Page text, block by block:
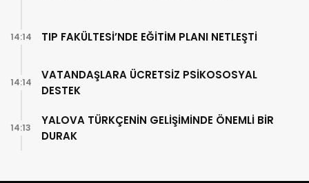
TIP FAKÜLTESİ’NDE EĞİTİM PLANI NETLEŞTİ
14:14
VATANDAŞLARA ÜCRETSİZ PSİKOSOSYAL
DESTEK
14:14
YALOVA TÜRKÇENİN GELİŞİMİNDE ÖNEMLİ BİR
DURAK
14:13